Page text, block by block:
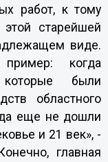
работ, к тому
старейшей
виде.
когда
были
областного
еще не дошли
и 21 век», -
главная